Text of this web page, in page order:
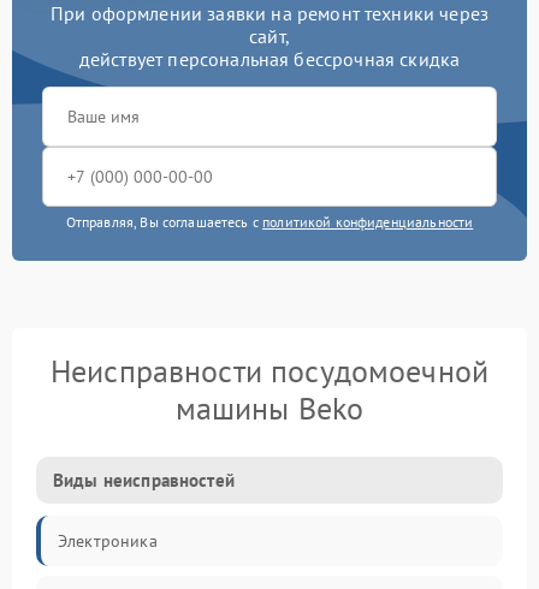
При оформлении заявки на ремонт техники через
сайт,
действует персональная бессрочная скидка
Отправляя, Вы соглашаетесь с политикой конфиденциальности
Неисправности посудомоечной
машины Beko
Виды неисправностей
Электроника